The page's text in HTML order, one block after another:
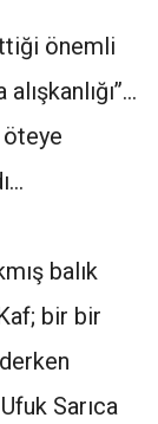
önemli
öteye
balık
bir bir
Sarıca